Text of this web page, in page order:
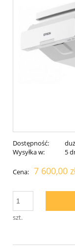
Dostępność:
Wysyłka w:
5
Cena: 7 600,00
szt.